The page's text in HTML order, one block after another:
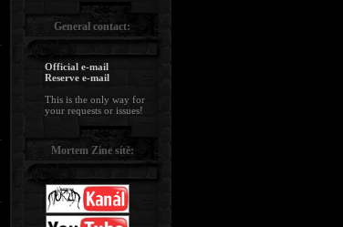
General contact:
Official e-mail
Reserve e-mail
This is the only way for
your requests or issues!
Mortem Zine sítě: